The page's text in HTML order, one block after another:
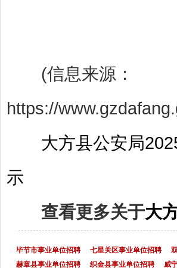
(信息来源：
https://
大方县公安局
示
查看更多关于大
毕节市事业单位招聘 七星关区事业单位招聘
赫章县事业单位招聘
织金县事业单位招聘 威